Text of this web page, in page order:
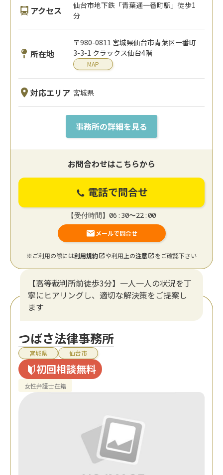
アクセス
仙台市地下鉄「青葉通一番町駅」徒歩1
分
所在地
〒980-0811 宮城県仙台市青葉区一番町
3-3-1 クラックス仙台4階
MAP
対応エリア 宮城県
事務所の詳細を見る
お問合わせはこちらから
電話で問合せ
【受付時間】06:30〜22:00
メールで問合せ
※ご利用の際には利用規約 や利用上の注意 をご確認下さい
【高等裁判所前徒歩3分】一人一人の状況を丁
寧にヒアリングし、適切な解決策をご提案し
ます
つばさ法律事務所
宮城県 仙台市
初回相談無料
女性弁護士在籍